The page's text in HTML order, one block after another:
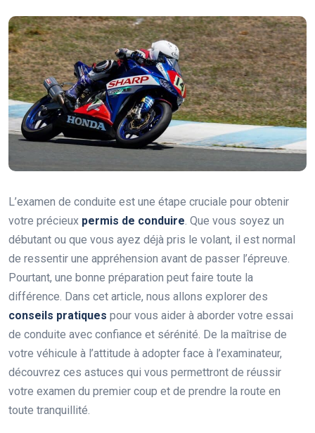
L’examen de conduite est une étape cruciale pour obtenir
votre précieux permis de conduire. Que vous soyez un
débutant ou que vous ayez déjà pris le volant, il est normal
de ressentir une appréhension avant de passer l’épreuve.
Pourtant, une bonne préparation peut faire toute la
différence. Dans cet article, nous allons explorer des
conseils pratiques pour vous aider à aborder votre essai
de conduite avec confiance et sérénité. De la maîtrise de
votre véhicule à l’attitude à adopter face à l’examinateur,
découvrez ces astuces qui vous permettront de réussir
votre examen du premier coup et de prendre la route en
toute tranquillité.